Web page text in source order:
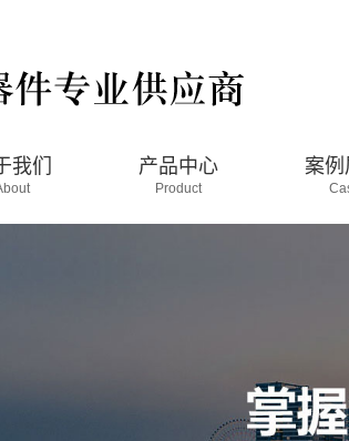
我们 产品中心
Product
案例